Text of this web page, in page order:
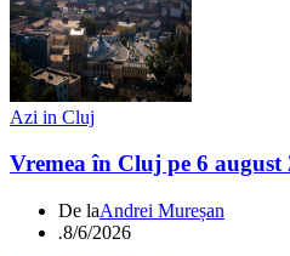
Azi in Cluj
Vremea în Cluj pe 6 august
De laAndrei Mureșan
.8/6/2026